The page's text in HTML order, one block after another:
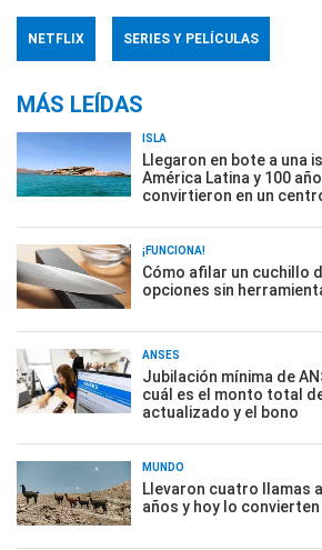
NETFLIX SERIES Y PELÍCULAS
MÁS LEÍDAS
ISLA
Llegaron en bote a una
América Latina y 100
convirtieron en un
¡FUNCIONA!
Cómo afilar un cuchillo
opciones sin
ANSES
Jubilación mínima de
cuál es el monto total
actualizado y el bono
MUNDO
Llevaron cuatro llamas
años y hoy lo